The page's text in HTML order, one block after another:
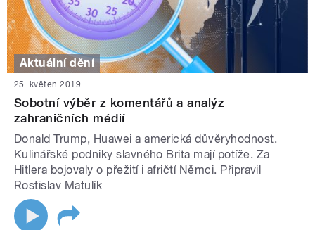
Aktuální dění
25. květen 2019
Sobotní výběr z komentářů a analýz
zahraničních médií
Donald Trump, Huawei a americká důvěryhodnost.
Kulinářské podniky slavného Brita mají potíže. Za
Hitlera bojovaly o přežití i afričtí Němci. Připravil
Rostislav Matulík